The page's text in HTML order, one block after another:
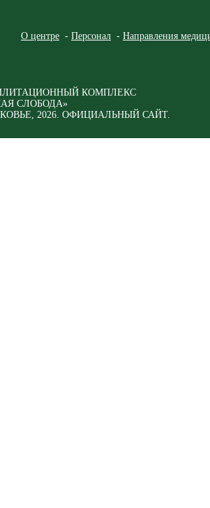
О центре Персонал Направления
КОМПЛЕКС
СЛОБОДА»
2026. ОФИЦИАЛЬНЫЙ САЙТ.